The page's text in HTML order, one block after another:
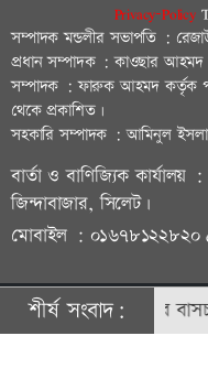
Privacy-Policy
সম্পাদক মন্ডলীর সভাপতি :
প্রধান সম্পাদক : কাওছার
সম্পাদক : ফারুক আহমদ কর্তৃক
থেকে প্রকাশিত।
সহকারি সম্পাদক : আমিনুল
বার্তা ও বাণিজ্যিক
জিন্দাবাজার, সিলেট।
মোবাইল : ০১৬৭৮১২২৮২০
© ২০২৩ | জৈন্তাবার্তা
শীর্ষ সংবাদ:
জৈন্তাপুরে